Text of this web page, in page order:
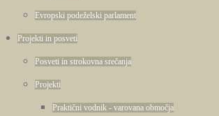
Evropski podeželski parlament
Projekti in posveti
Posveti in strokovna srečanja
Projekti
Praktični vodnik - varovana območja